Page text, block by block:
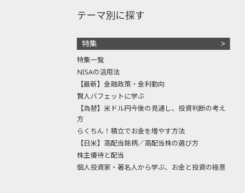
テーマ別に探す
特集
特集一覧
NISAの活用法
【最新】金融政策・金利動向
賢人バフェットに学ぶ
【為替】米ドル円今後の見通し、投資判断の考え
方
らくちん！積立でお金を増やす方法
【日米】高配当銘柄／高配当株の選び方
株主優待と配当
個人投資家・著名人から学ぶ、お金と投資の極意